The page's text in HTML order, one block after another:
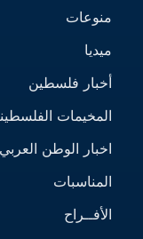
منوعات
ميديا
أخبار فلسطين
المخيمات
اخبار الوطن العربي
المناسبات
الأفــراح